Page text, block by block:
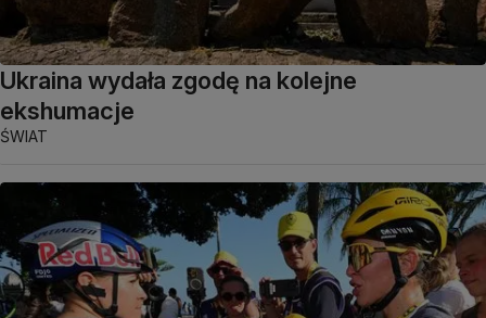
Ukraina wydała zgodę na kolejne
ekshumacje
ŚWIAT